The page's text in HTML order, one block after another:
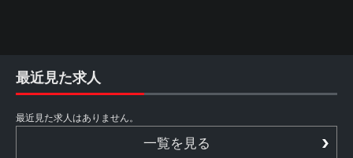
最近見た求人
最近見た求人はありません。
一覧を見る